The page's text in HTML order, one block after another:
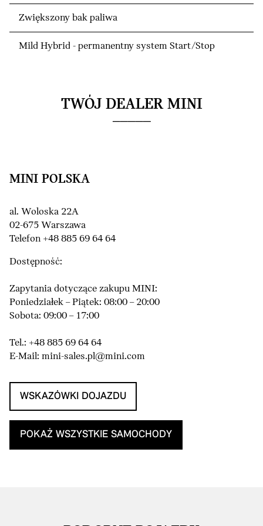
Zwiększony bak paliwa
Mild Hybrid - permanentny system Start/Stop
TWÓJ DEALER MINI
MINI POLSKA
al. Woloska 22A
02-675 Warszawa
Telefon +48 885 69 64 64
Dostępność:
Zapytania dotyczące zakupu MINI:
Poniedziałek – Piątek: 08:00 – 20:00
Sobota: 09:00 – 17:00
Tel.: +48 885 69 64 64
E-Mail: mini-sales.pl@mini.com
WSKAZÓWKI DOJAZDU
POKAŻ WSZYSTKIE SAMOCHODY